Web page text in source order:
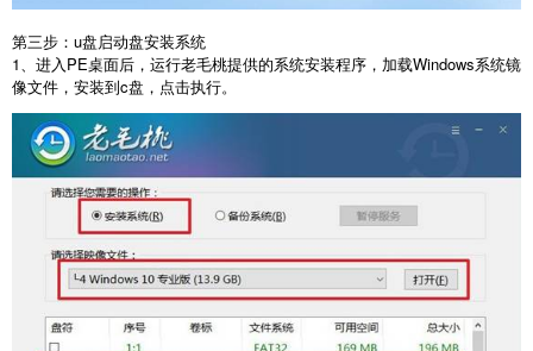
第三步： u盘启动盘安装系统
1、进入PE桌面后，运行老毛桃提供的系统安装程序，加载Windows系统镜
像文件，安装到c盘，点击执行。